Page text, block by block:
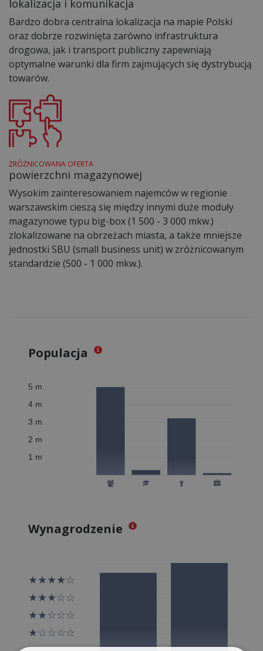
lokalizacja i komunikacja
Bardzo dobra centralna lokalizacja na mapie Polski
oraz dobrze rozwinięta zarówno infrastruktura
drogowa, jak i transport publiczny zapewniają
optymalne warunki dla firm zajmujących się dystrybucją
towarów.
ŻRÓŻNICOWANA OFERTA
powierzchni magazynowej
Wysokim zainteresowaniem najemców w regionie
warszawskim cieszą się między innymi duże moduły
magazynowe typu big-box (1 500 - 3 000 mkw.)
zlokalizowane na obrzeżach miasta, a także mniejsze
jednostki SBU (small business unit) w zróżnicowanym
standardzie (500 - 1 000 mkw.).
Populacja
Wynagrodzenie